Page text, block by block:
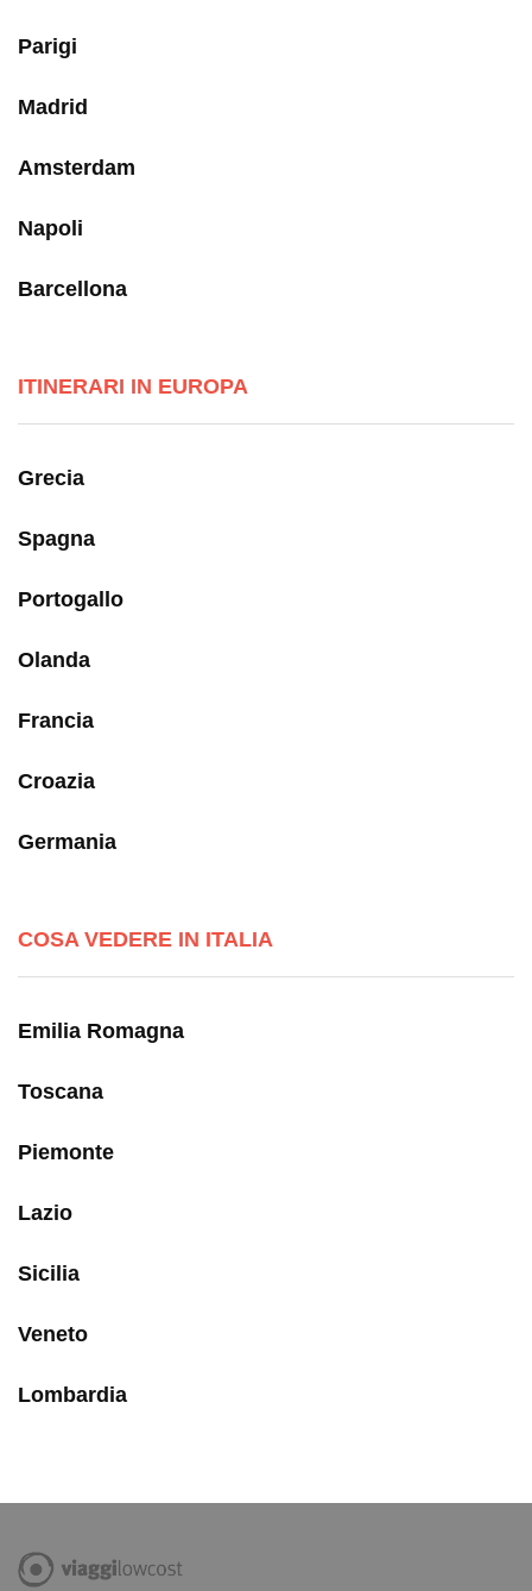
Parigi
Madrid
Amsterdam
Napoli
Barcellona
ITINERARI IN EUROPA
Grecia
Spagna
Portogallo
Olanda
Francia
Croazia
Germania
COSA VEDERE IN ITALIA
Emilia Romagna
Toscana
Piemonte
Lazio
Sicilia
Veneto
Lombardia